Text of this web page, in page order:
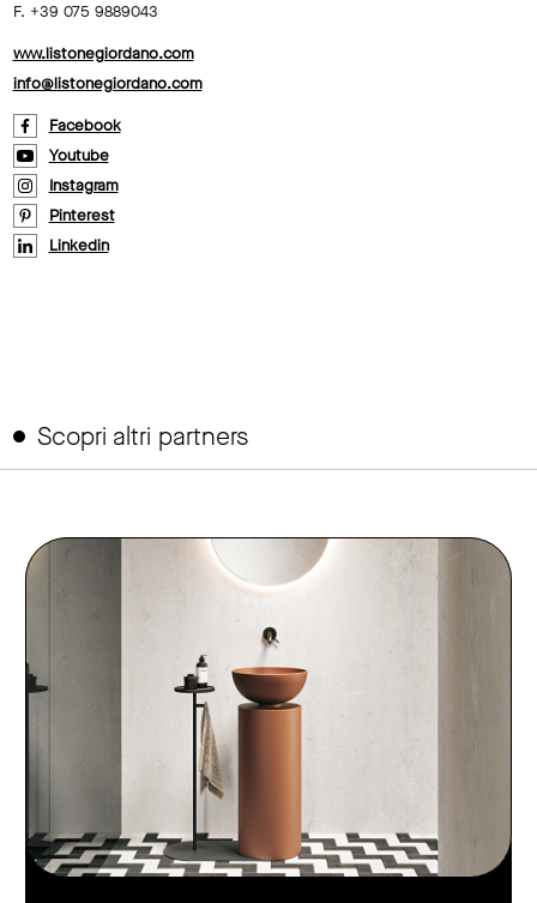
F. +39 075 9889043
www.listonegiordano.com
info@listonegiordano.com
Facebook
Youtube
Instagram
Pinterest
Linkedin
Scopri altri partners
link to page